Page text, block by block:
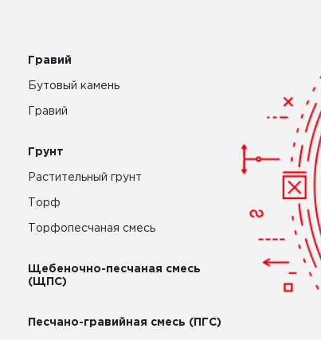
Гравий
Бутовый камень
Гравий
Грунт
Растительный грунт
Торф
Торфопесчаная смесь
Щебеночно-песчаная смесь
(ЩПС)
Песчано-гравийная смесь (ПГС)